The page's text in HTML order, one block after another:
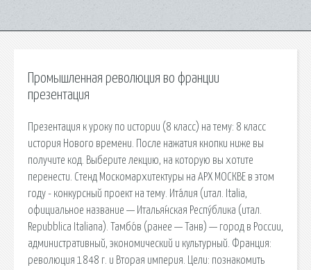
Промышленная революция во франции
презентация
Презентация к уроку по истории (8 класс) на тему: 8 класс
история Нового времени. После нажатия кнопки ниже вы
получите код. Выберите лекцию, на которую вы хотите
перенести. Стенд Москомархитектуры на АРХ МОСКВЕ в этом
году - конкурсный проект на тему. Ита́лия (итал. Italia,
официальное название — Италья́нская Респу́блика (итал.
Repubblica Italiana). Тамбо́в (ранее — Танв) — город в России,
административный, экономический и культурный. Франция:
революция 1848 г. и Вторая империя. Цели: познакомить